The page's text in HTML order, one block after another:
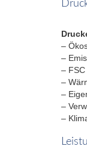
–
–
–
–
–
–
–